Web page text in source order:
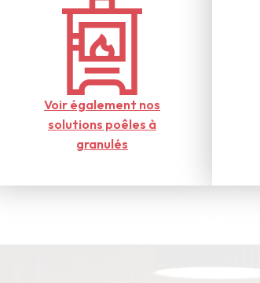
Voir également nos
solutions poêles à
granulés